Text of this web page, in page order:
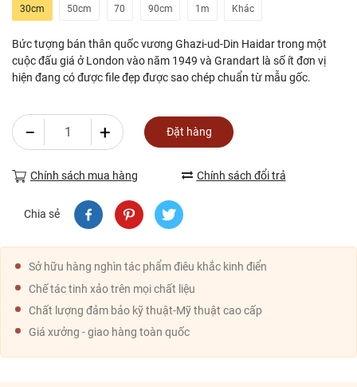
30cm 50cm 70 90cm 1m Khác
Bức tượng bán thân quốc vương Ghazi-ud-Din Haidar trong một
cuộc đấu giá ở London vào năm 1949 và Grandart là số ít đơn vị
hiện đang có được file đẹp được sao chép chuẩn từ mẫu gốc.
− + Đặt hàng
Chính sách mua hàng Chính sách đổi trả
Chia sẻ
Sở hữu hàng nghìn tác phẩm điêu khắc kinh điển
Chế tác tinh xảo trên mọi chất liệu
Chất lượng đảm bảo kỹ thuật-Mỹ thuật cao cấp
Giá xưởng - giao hàng toàn quốc